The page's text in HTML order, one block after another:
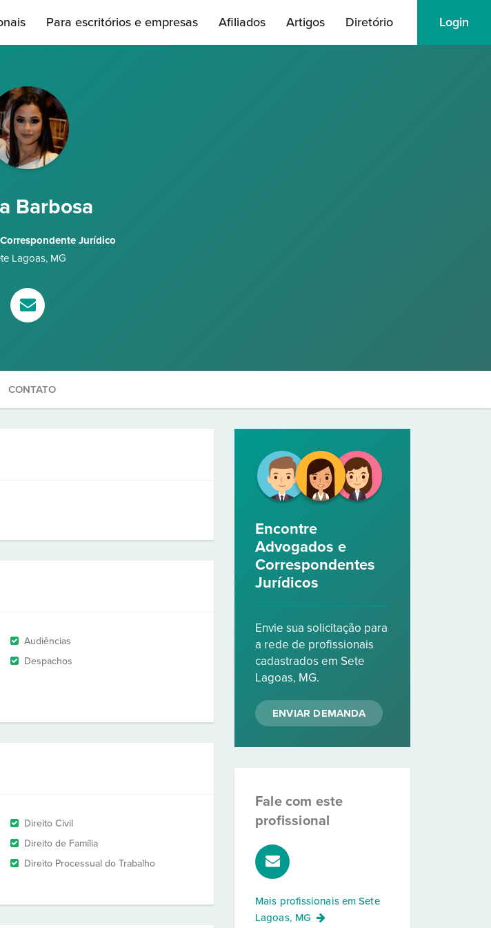
Para escritórios e empresas Afiliados Artigos Diretório Login
Barbosa
Jurídico
Lagoas, MG
CONTATO
Audiências
Despachos
Direito Civil
Direito de Família
Direito Processual do Trabalho
Encontre
Advogados e
Correspondentes
Jurídicos
Envie sua solicitação para
a rede de profissionais
cadastrados em Sete
Lagoas, MG.
ENVIAR DEMANDA
Fale com este
profissional
Mais profissionais emSete
Lagoas, MG